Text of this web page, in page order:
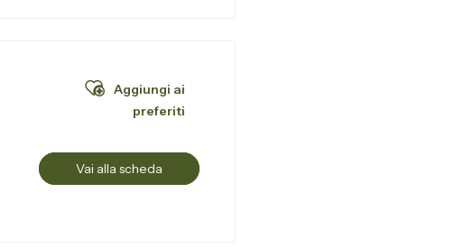
Aggiungi ai
preferiti
Vai alla scheda